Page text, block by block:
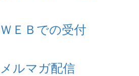
ＷＥＢでの受付
メルマガ配信